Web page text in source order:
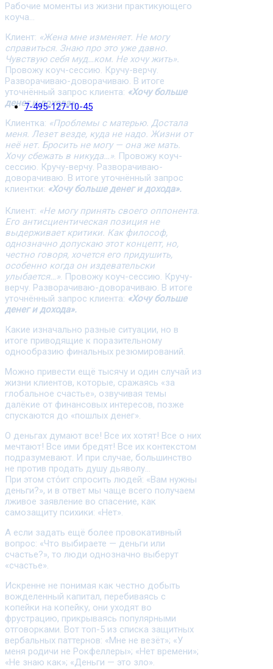
7-495-127-10-45
Рабочие моменты из жизни практикующего
коуча…
Клиент: «Жена мне изменяет. Не могу
справиться. Знаю про это уже давно.
Чувствую себя муд…ком. Не хочу жить».
Провожу коуч-сессию. Кручу-верчу.
Разворачиваю-доворачиваю. В итоге
уточнённый запрос клиента: «Хочу больше
денег и дохода».
Клиентка: «Проблемы с матерью. Достала
меня. Лезет везде, куда не надо. Жизни от
неё нет. Бросить не могу — она же мать.
Хочу сбежать в никуда…». Провожу коуч-
сессию. Кручу-верчу. Разворачиваю-
доворачиваю. В итоге уточнённый запрос
клиентки: «Хочу больше денег и дохода».
Клиент: «Не могу принять своего оппонента.
Его антисциентическая позиция не
выдерживает критики. Как философ,
однозначно допускаю этот концепт, но,
честно говоря, хочется его придушить,
особенно когда он издевательски
улыбается…». Провожу коуч-сессию. Кручу-
верчу. Разворачиваю-доворачиваю. В итоге
уточнённый запрос клиента: «Хочу больше
денег и дохода».
Какие изначально разные ситуации, но в
итоге приводящие к поразительному
однообразию финальных резюмирований.
Можно привести ещё тысячу и один случай из
жизни клиентов, которые, сражаясь «за
глобальное счастье», озвучивая темы
далёкие от финансовых интересов, позже
спускаются до «пошлых денег».
О деньгах думают все! Все их хотят! Все о них
мечтают! Все ими бредят! Все их контекстом
подразумевают. И при случае, большинство
не против продать душу дьяволу…
При этом сто́ит спросить людей: «Вам нужны
деньги?», и в ответ мы чаще всего получаем
лживое заявление во спасение, как
самозащиту психики: «Нет».
А если задать ещё более провокативный
вопрос: «Что выбираете — деньги или
счастье?», то люди однозначно выберут
«счастье».
Искренне не понимая как честно добыть
вожделенный капитал, перебиваясь с
копейки на копейку, они уходят во
фрустрацию, прикрываясь популярными
отговорками. Вот топ-5 из списка защитных
вербальных паттернов: «Мне не везёт»; «У
меня родичи не Рокфеллеры»; «Нет времени»;
«Не знаю как»; «Деньги — это зло».